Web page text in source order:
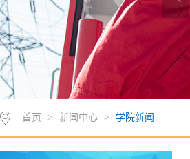
首页 > 新闻中心 > 学院新闻